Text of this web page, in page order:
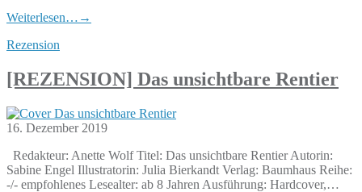
Weiterlesen… →
Rezension
[REZENSION] Das unsichtbare Rentier
16. Dezember 2019
Redakteur: Anette Wolf Titel: Das unsichtbare Rentier Autorin:
Sabine Engel Illustratorin: Julia Bierkandt Verlag: Baumhaus Reihe:
-/- empfohlenes Lesealter: ab 8 Jahren Ausführung: Hardcover,…